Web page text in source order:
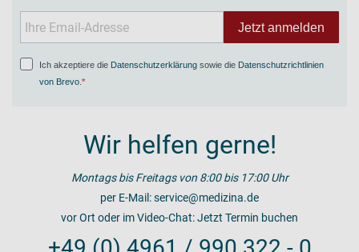
Jetzt anmelden
Ich akzeptiere die Datenschutzerklärung sowie die Datenschutzrichtlinien
von Brevo
Wir helfen gerne!
Montags bis Freitags von 8:00 bis 17:00 Uhr
per E-Mail:service@medizina.de
vor Ort oder im Video-Chat:Jetzt Termin buchen